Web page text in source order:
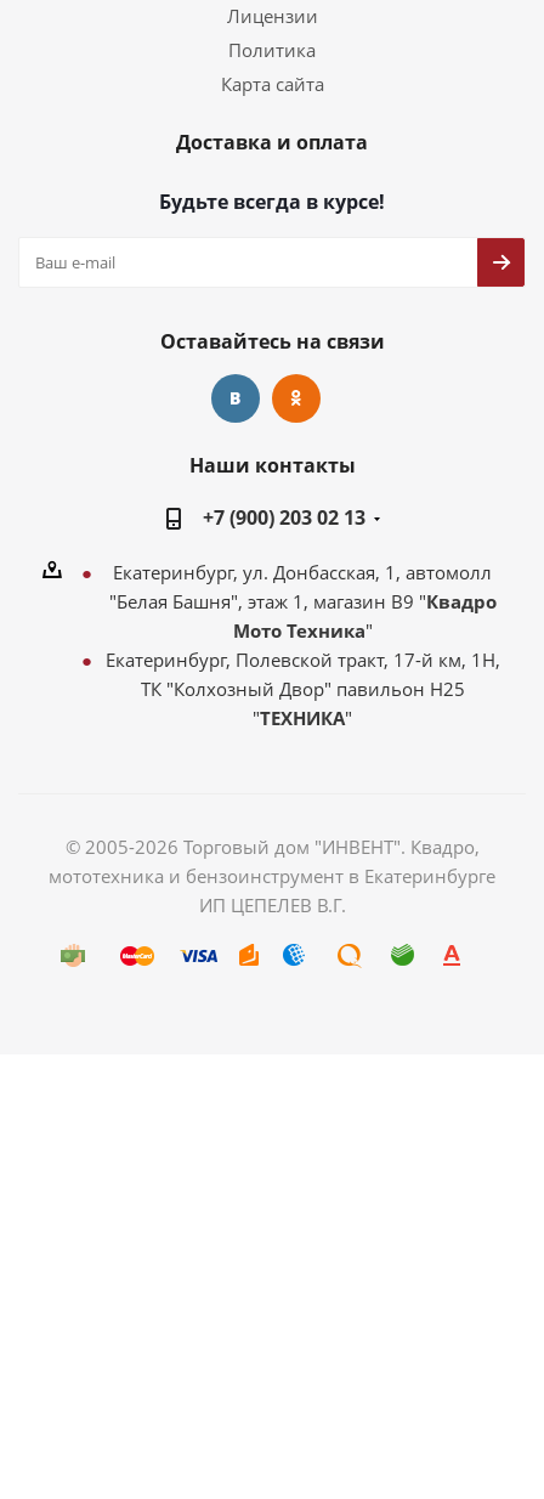
Лицензии
Политика
Карта сайта
Доставка и оплата
Будьте всегда в курсе!
Оставайтесь на связи
Наши контакты
+7 (900) 203 02 13
Екатеринбург, ул. Донбасская, 1, автомолл
"Белая Башня", этаж 1, магазин В9 "Квадро
Мото Техника"
Екатеринбург, Полевской тракт, 17-й км, 1Н,
ТК "Колхозный Двор" павильон Н25
"ТЕХНИКА"
© 2005-2026 Торговый дом "ИНВЕНТ". Квадро,
мототехника и бензоинструмент в Екатеринбурге
ИП ЦЕПЕЛЕВ В.Г.